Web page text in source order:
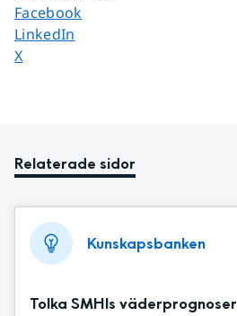
Dela sidan på
Facebook
Dela sidan på
LinkedIn
Dela sidan på
X
Relaterade sidor
Kunskapsbanken
Tolka SMHIs väderprognoser